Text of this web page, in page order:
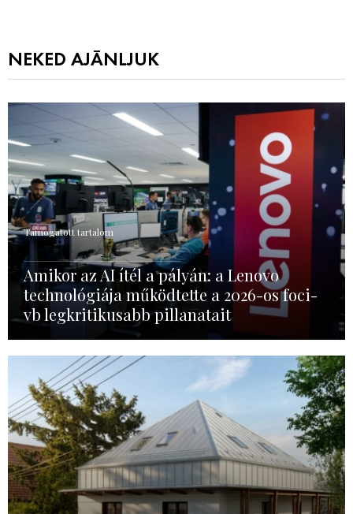
NEKED AJÁNLJUK
Támogatott tartalom
Amikor az AI ítél a pályán: a Lenovo
technológiája működtette a 2026-os foci-
vb legkritikusabb pillanatait